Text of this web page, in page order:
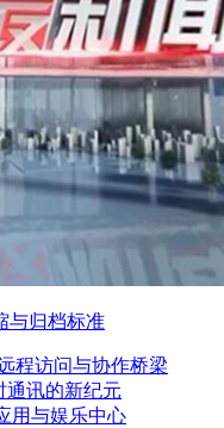
与归档标准
程访问与协作桥梁
通讯的新纪元
用与娱乐中心